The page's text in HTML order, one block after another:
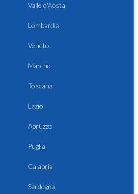
Valle d'Aosta
Lombardia
Veneto
Marche
Toscana
Lazio
Abruzzo
Puglia
Calabria
Sardegna